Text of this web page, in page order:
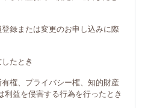
登録または変更のお申し込みに際
たとき
権、プライバシー権、知的財産
利益を侵害する行為を行ったとき